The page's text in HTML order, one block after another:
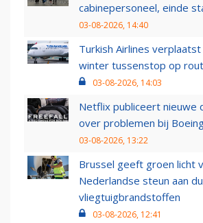
cabinepersoneel, einde
03-08-2026, 14:40
Turkish Airlines
winter tussenstop op
03-08-2026, 14:03
Netflix publiceert nieuwe
over problemen bij
03-08-2026, 13:22
Brussel geeft groen licht
Nederlandse steun aan
vliegtuigbrandstoffen
03-08-2026, 12:41